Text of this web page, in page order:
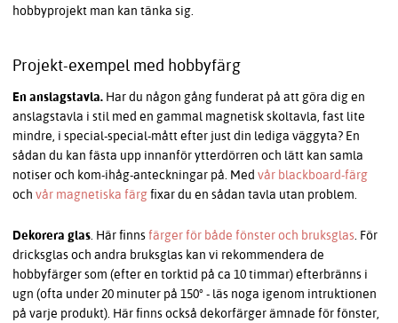
hobbyprojekt man kan tänka sig.
Projekt-exempel med hobbyfärg
En anslagstavla. Har du någon gång funderat på att göra dig en
anslagstavla i stil med en gammal magnetisk skoltavla, fast lite
mindre, i special-special-mått efter just din lediga väggyta? En
sådan du kan fästa upp innanför ytterdörren och lätt kan samla
notiser och kom-ihåg-anteckningar på. Med vår blackboard-färg
och vår magnetiska färgfixar du en sådan tavla utan problem.
Dekorera glas. Här finnsfärger för både fönster och bruksglas. För
dricksglas och andra bruksglas kan vi rekommendera de
hobbyfärger som (efter en torktid på ca 10 timmar) efterbränns i
ugn (ofta under 20 minuter på 150° - läs noga igenom intruktionen
på varje produkt). Här finns också dekorfärger ämnade för fönster,